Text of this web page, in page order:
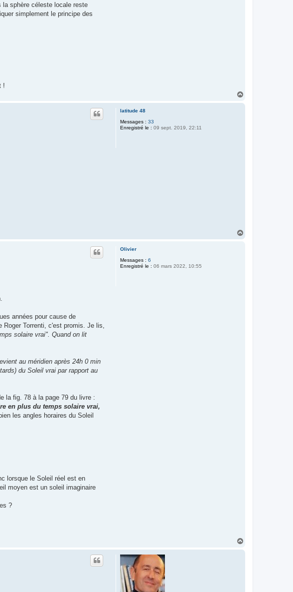
la sphère céleste locale reste
simplement le principe des
!
latitude 48
Messages : 33
Enregistré le : 09 sept. 2019, 22:11
Olivier
Messages : 6
Enregistré le : 06 mars 2022, 10:55
années pour cause de
Torrenti, c'est promis. Je lis,
solaire vrai". Quand on lit
au méridien après 24h 0 min
du Soleil vrai par rapport au
la fig. 78 à la page 79 du livre :
en plus du temps solaire vrai,
les angles horaires du Soleil
lorsque le Soleil réel est en
moyen est un soleil imaginaire
?